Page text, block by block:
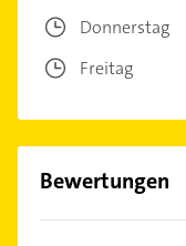
Donnerstag
Freitag
Bewertungen